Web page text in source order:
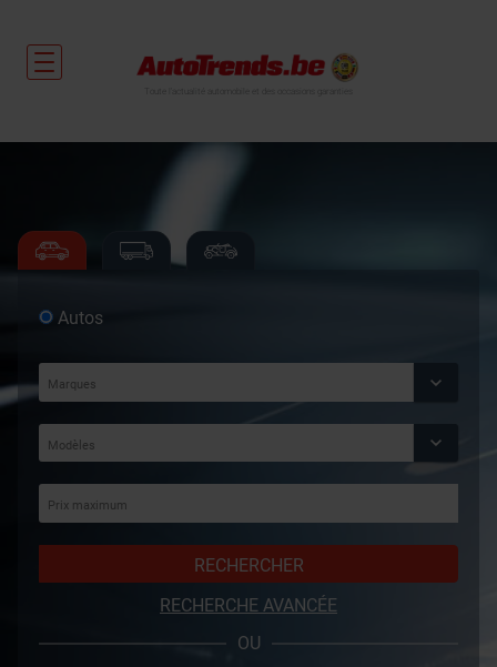
Autos
RECHERCHER
RECHERCHE AVANCÉE
OU